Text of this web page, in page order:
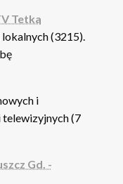
Tetka
(3215).
i
(7
Gd. -